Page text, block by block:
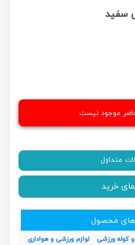
سفید
موجود نیست
متداول
خرید
محصول
کوله ورزشی لوازم ورزشی و هواداری